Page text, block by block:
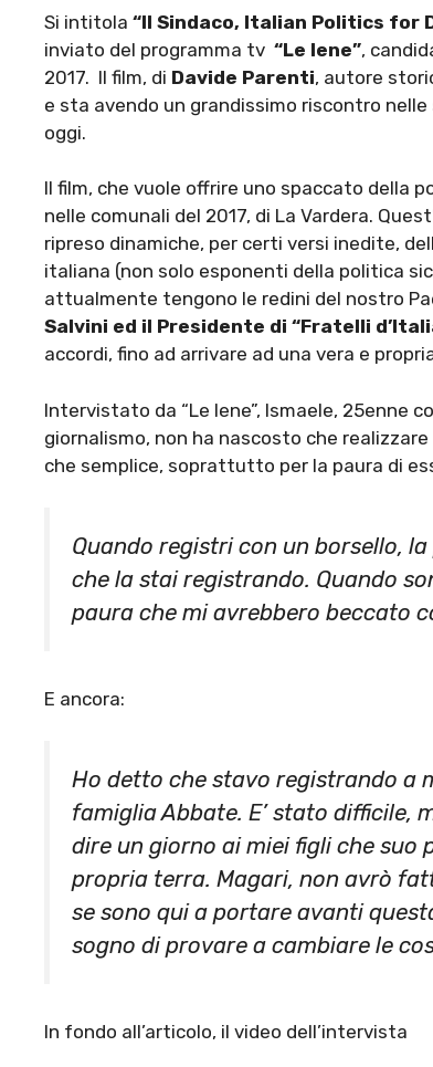
Si intitola “Il Sindaco, Italian Politics for
inviato del programma tv “Le Iene”,
2017. Il film, di Davide Parenti, autore
e sta avendo un grandissimo riscontro
oggi.
Il film, che vuole offrire uno spaccato della
nelle comunali del 2017, di La Vardera.
ripreso dinamiche, per certi versi inedite,
italiana (non solo esponenti della politica
attualmente tengono le redini del nostro
Salvini ed il Presidente di “Fratelli
accordi, fino ad arrivare ad una vera e
Intervistato da “Le Iene”, Ismaele, 25enne
giornalismo, non ha nascosto che
che semplice, soprattutto per la paura di
Quando registri con un borsello,
che la stai registrando. Quando
paura che mi avrebbero beccato
E ancora:
Ho detto che stavo registrando a
famiglia Abbate. E’ stato difficile,
dire un giorno ai miei figli che
propria terra. Magari, non avrò
se sono qui a portare avanti
sogno di provare a cambiare le
In fondo all’articolo, il video dell’intervista